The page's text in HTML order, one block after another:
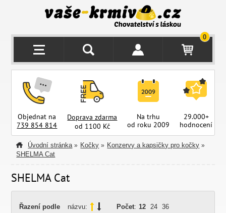
0
Objednat na
739 854 814
Doprava zdarma
od 1100 Kč
Na trhu
od roku 2009
29.000+
hodnocení
Úvodní stránka » Kočky » Konzervy a kapsičky pro kočky »
SHELMA Cat
SHELMA Cat
Řazení podle názvu: Počet: 12 24 36